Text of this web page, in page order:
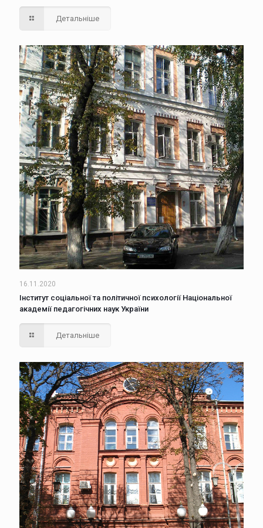
Детальніше
16.11.2020
Інститут соціальної та політичної психології Національної
академії педагогічних наук України
Детальніше